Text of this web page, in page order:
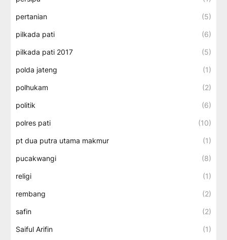
pertanian (5)
pilkada pati (6)
pilkada pati 2017 (5)
polda jateng (1)
polhukam (2)
politik (6)
polres pati (10)
pt dua putra utama makmur (1)
pucakwangi (8)
religi (1)
rembang (2)
safin (2)
Saiful Arifin (1)